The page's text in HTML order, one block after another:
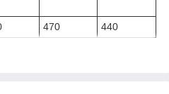
470 440